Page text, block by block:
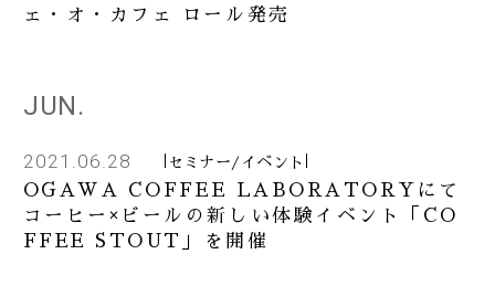
ェ・オ・カフェ ロール発売
JUN.
2021.06.28 セミナー/イベント
OGAWA COFFEE LABORATORYにて
コーヒー×ビールの新しい体験イベント「CO
FFEE STOUT」を開催